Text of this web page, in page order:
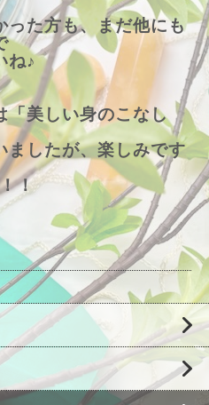
った方も、まだ他にも
ね♪
「美しい身のこなし
ましたが、楽しみです
！